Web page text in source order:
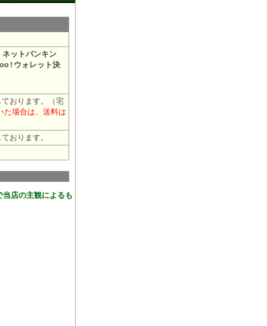
ネットバンキン
ウォレット決
おります。（宅
場合は、送料は
おります。
ます。
店の主観によるも